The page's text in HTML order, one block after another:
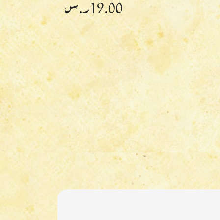
19.00ر.س